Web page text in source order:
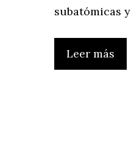
subatómicas
Leer más